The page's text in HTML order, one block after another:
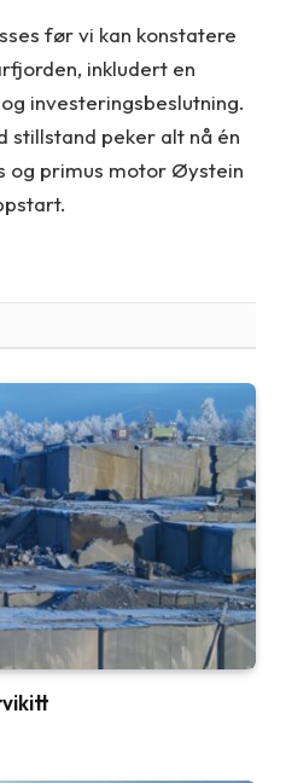
før vi kan konstatere
inkludert en
investeringsbeslutning.
stillstand peker alt nå én
og primus motor Øystein